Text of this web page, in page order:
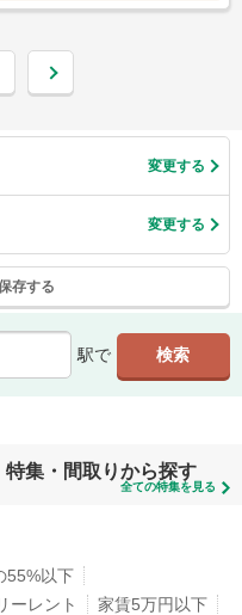
変更する
変更する
存する
駅で
集・間取りから探す
全ての特集を見る
55%以下
ーレント
家賃5万円以下